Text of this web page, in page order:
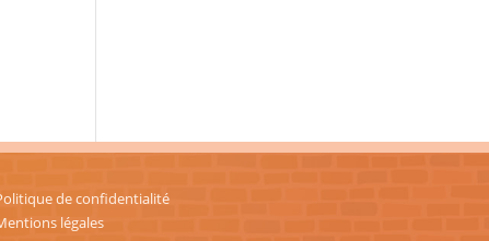
de confidentialité
légales